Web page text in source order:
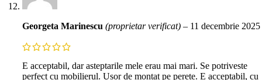
Georgeta Marinescu (proprietar verificat) – 11 decembrie 2025
E acceptabil, dar asteptarile mele erau mai mari. Se potriveste
perfect cu mobilierul. Usor de montat pe perete. E acceptabil, cu